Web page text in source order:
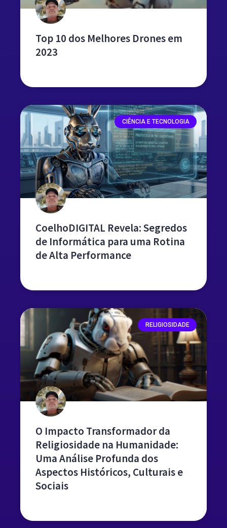
Top 10 dos Melhores Drones em
2023
CIÊNCIA E TECNOLOGIA
CoelhoDIGITAL Revela: Segredos
de Informática para uma Rotina
de Alta Performance
RELIGIOSIDADE
O Impacto Transformador da
Religiosidade na Humanidade:
Uma Análise Profunda dos
Aspectos Históricos, Culturais e
Sociais